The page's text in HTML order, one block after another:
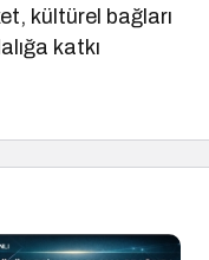
kültürel bağları
katkı